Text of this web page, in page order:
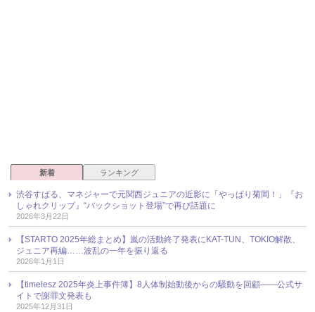
新着 ランキング
渋谷すばる、マネジャーで元関西ジュニアの近影に「やっぱり菊岡！」『お
しゃれクリップ』“バックショット登場”で再び話題に
2026年3月22日
【STARTO 2025年総まとめ】嵐の活動終了発表にKAT-TUN、TOKIO解散、
ジュニア再編……波乱の一年を振り返る
2026年1月1日
【timelesz 2025年炎上事件簿】8人体制始動後からの騒動を回顧――公式サ
イトで謝罪文発表も
2025年12月31日